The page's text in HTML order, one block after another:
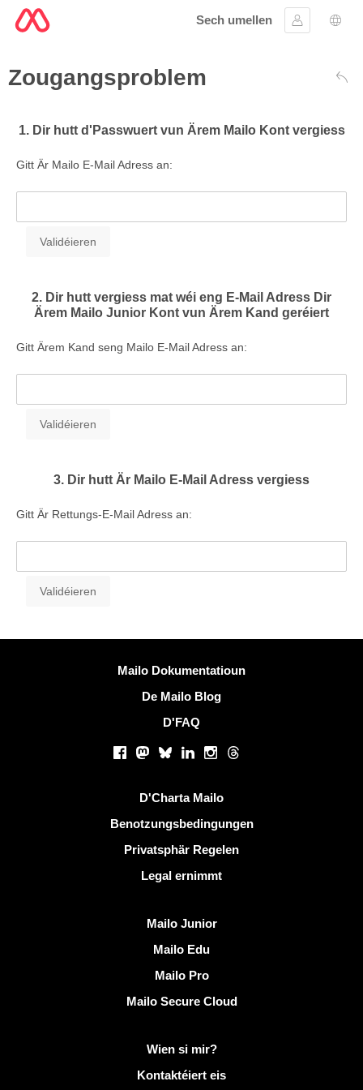
Sech umellen
Umellen
Zougangsproblem
1. Dir hutt d'Passwuert vun Ärem Mailo Kont vergiess
Gitt Är Mailo E-Mail Adress an:
2. Dir hutt vergiess mat wéi eng E-Mail Adress Dir
Ärem Mailo Junior Kont vun Ärem Kand geréiert
Gitt Ärem Kand seng Mailo E-Mail Adress an:
3. Dir hutt Är Mailo E-Mail Adress vergiess
Gitt Är Rettungs-E-Mail Adress an:
Méi InformatiounenMailo Dokumentatioun
De Mailo Blog
D'FAQ
Sozialen Netzwierker
Facebook
Mastodon
BlueskyLinkedInInstagram
Threads
D'Charta Mailo
Benotzungsbedingungen
Privatsphär Regelen
Legal ernimmt
Mailo Junior
Mailo Edu
Mailo Pro
Mailo Secure Cloud
Wien si mir?
Kontaktéiert eis